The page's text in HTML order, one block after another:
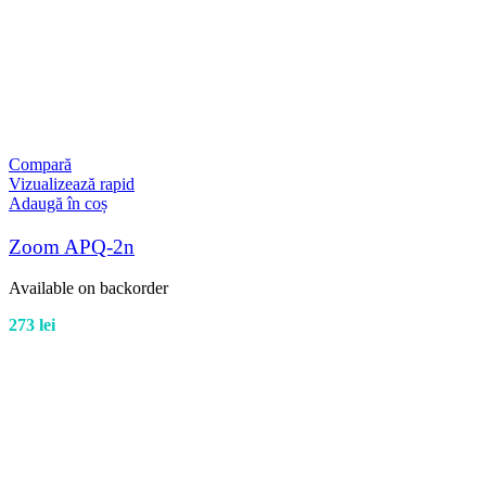
Compară
Vizualizează rapid
Adaugă în coș
Zoom APQ-2n
Available on backorder
273 lei